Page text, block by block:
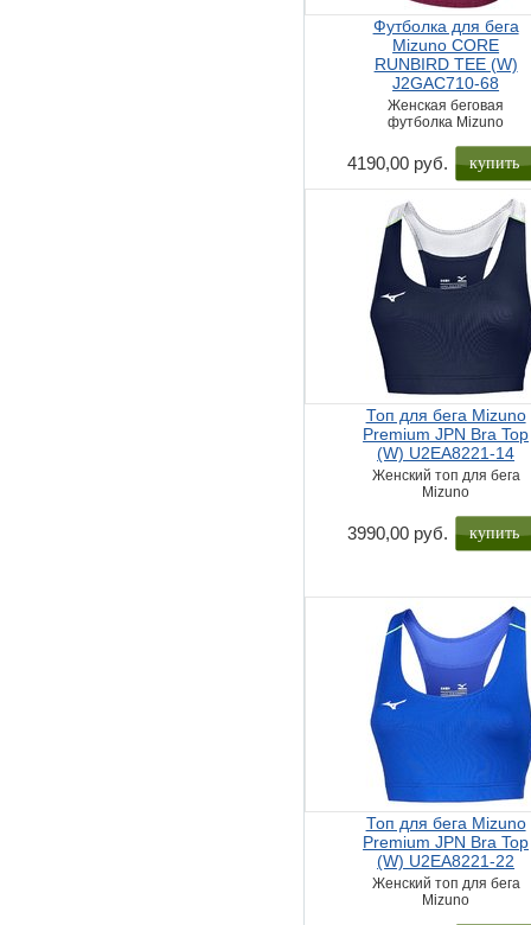
Футболка для бега
Mizuno CORE
RUNBIRD TEE (W)
J2GAC710-68
Женская беговая
футболка Mizuno
4190,00 руб. купить
Топ для бега Mizuno
Premium JPN Bra Top
(W) U2EA8221-14
Женский топ для бега
Mizuno
3990,00 руб. купить
Топ для бега Mizuno
Premium JPN Bra Top
(W) U2EA8221-22
Женский топ для бега
Mizuno